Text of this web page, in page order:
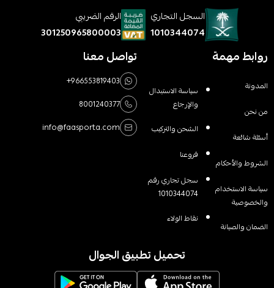
السجل التجاري
1010344074
الرقم الضريبي
301250965800003
روابط مهمة
المدونة
من نحن
أسئلة شائعة
الشروط والأحكام
سياسة الاستخدام
والخصوصية
الضمان والصيانة
سياسة الاستبدال
والإرجاع
الشحن والتركيب
فروعنا
سجل تجاري رقم
1010344074
نقاط الولاء
تواصل معنا
+966553819403
8001240377
info@faasporta.com
تحميل تطبيق الجوال